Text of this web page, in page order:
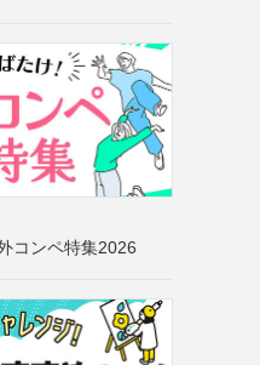
コンペ特集2026